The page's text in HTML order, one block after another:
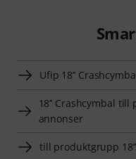
Ufip 18’’
18’’ Crashcymbal
annonser
till produktgrupp